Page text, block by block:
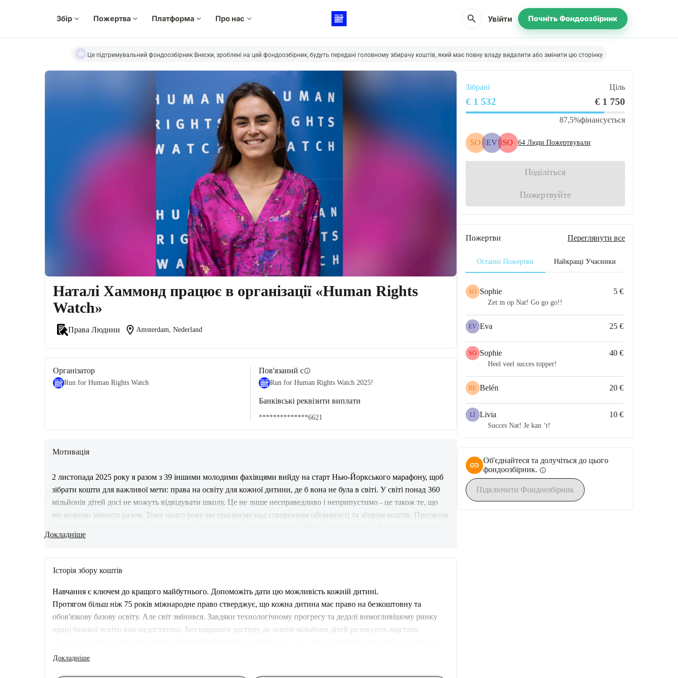
Збір expand_more Пожертва expand_more Платформа expand_more Про нас expand_more search Увійти Почніть Фондоозбірник
Це підтримувальний фондоозбірник Внески, зроблені на цей фондоозбірник, будуть передані головному збирачу коштів, який має повну владу видалити або змінити цю сторінку
Наталі Хаммонд працює в організації «Human Rights
Watch»
Права Людини location_on Amsterdam, Nederland
Організатор
Run for Human Rights Watch
Пов'язаний сinfo
Run for Human Rights Watch 2025!
Банківські реквізити виплати
**************6621
Мотивація
2 листопада 2025 року я разом з 39 іншими молодими фахівцями вийду на старт Нью-Йоркського марафону, щоб
зібрати кошти для важливої мети: права на освіту для кожної дитини, де б вона не була в світі. У світі понад 360
мільйонів дітей досі не можуть відвідувати школу. Це не лише несправедливо і неприпустимо - це також те, що
ми можемо змінити разом. Тому цього року ми працюємо над створенням обізнаності та збором коштів. Протягом
дати дітям у всьому світі кращі шанси на майбутнє, якого вони заслуговують. Кожна пожертва важлива - вже
Докладніше
Історія збору коштів
Навчання є ключем до кращого майбутнього. Допоможіть дати цю можливість кожній дитині.
Протягом більш ніж 75 років міжнародне право стверджує, що кожна дитина має право на безкоштовну та
обов'язкову базову освіту. Але світ змінився. Завдяки технологічному прогресу та дедалі вимогливішому ринку
праці базової освіти вже недостатньо. Без ширшого доступу до освіти мільйони дітей ризикують відстати.
історичне розширення права на освіту: від першого дитячого садка до закінчення середньої школи. Дослідження
Докладніше
Зібрані Ціль
€ 1 532 € 1 750
87,5%фінансується
SO EV SO 64 Люди Пожертвували
Поділіться
Пожертвуйте
Пожертви Переглянути все
Останні Пожертви Найкращі Учасники
SO Sophie 5 €
Zet m op Nat! Go go go!!
EV Eva 25 €
SO Sophie 40 €
Heel veel succes topper!
BE Belén 20 €
LI Livia 10 €
Succes Nat! Je kan ‘t!
Об'єднайтеся та долучіться до цього
фондоозбірник. info
Підключити Фондоозбірник